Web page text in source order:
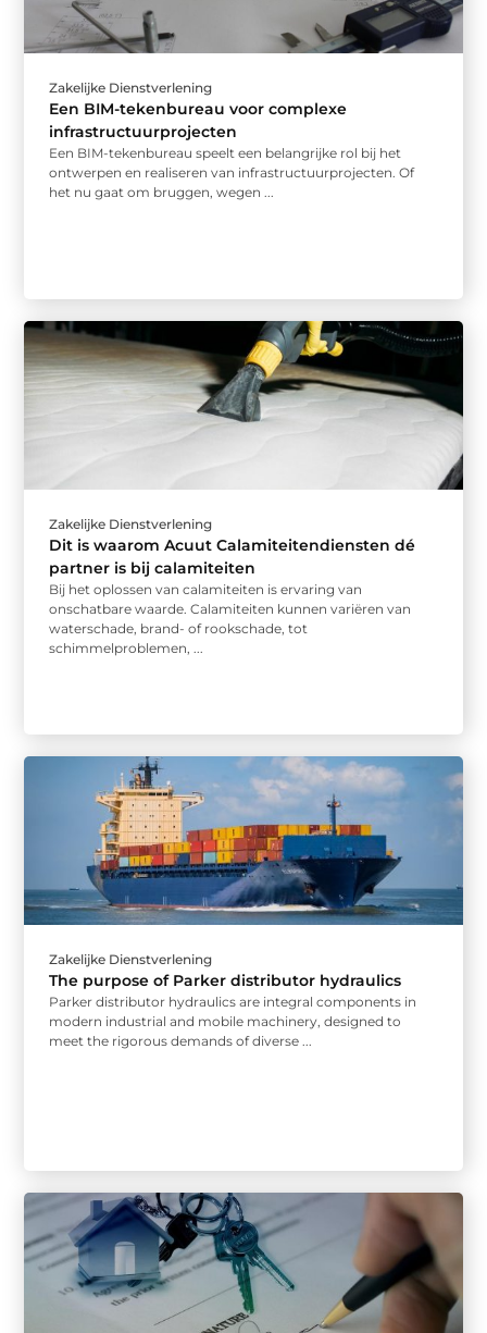
Zakelijke Dienstverlening
Een BIM-tekenbureau voor complexe
infrastructuurprojecten
Een BIM-tekenbureau speelt een belangrijke rol bij het
ontwerpen en realiseren van infrastructuurprojecten. Of
het nu gaat om bruggen, wegen ...
Zakelijke Dienstverlening
Dit is waarom Acuut Calamiteitendiensten dé
partner is bij calamiteiten
Bij het oplossen van calamiteiten is ervaring van
onschatbare waarde. Calamiteiten kunnen variëren van
waterschade, brand- of rookschade, tot
schimmelproblemen, ...
Zakelijke Dienstverlening
The purpose of Parker distributor hydraulics
Parker distributor hydraulics are integral components in
modern industrial and mobile machinery, designed to
meet the rigorous demands of diverse ...